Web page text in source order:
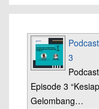
3
Episode 3
Gelombang…